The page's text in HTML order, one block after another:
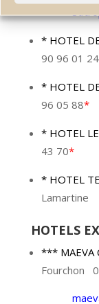
* HOTEL
90 96 01 24
* HOTEL
96 05 88*
* HOTEL
43 70*
* HOTEL
Lamartine
HOTELS
*** MAEVA
Fourchon